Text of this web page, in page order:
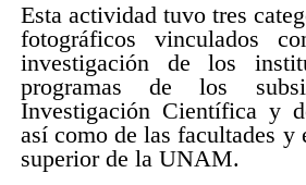
Esta actividad tuvo tres
fotográficos vinculados
investigación de los
programas de los
Investigación Científica y
así como de las facultades y
superior de la UNAM.